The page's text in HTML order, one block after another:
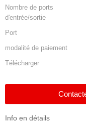
Nombre de ports
d'entrée/sortie
Port
modalité de paiement
Télécharger
Info en détails